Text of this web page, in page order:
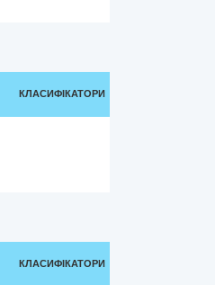
КЛАСИФІКАТОРИ
КЛАСИФІКАТОРИ